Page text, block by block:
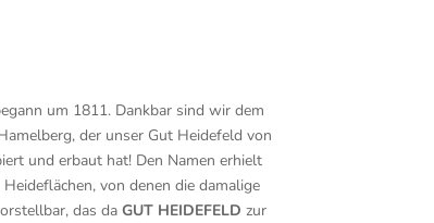
um 1811. Dankbar sind wir dem
der unser Gut Heidefeld von
und erbaut hat! Den Namen erhielt
von denen die damalige
das da GUT HEIDEFELD zur